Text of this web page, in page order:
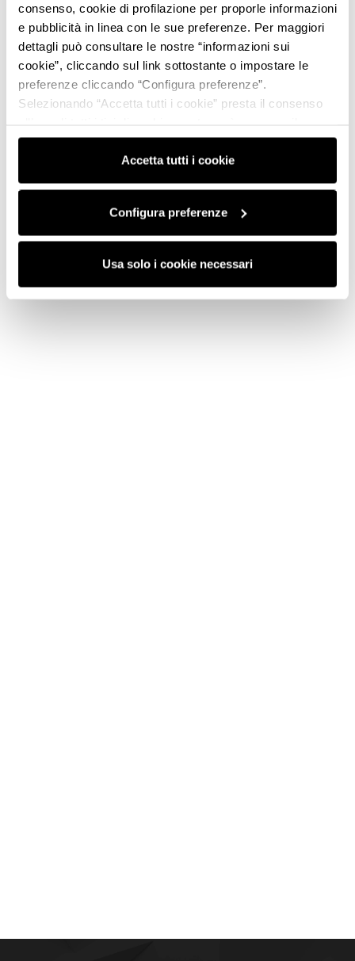
consenso, cookie di profilazione per proporle informazioni
e pubblicità in linea con le sue preferenze. Per maggiori
dettagli può consultare le nostre “informazioni sui
cookie”, cliccando sul link sottostante o impostare le
preferenze cliccando “Configura preferenze”.
Selezionando “Accetta tutti i cookie” presta il consenso
consenso cliccando su “Usa solo i cookie necessari” e
saranno attivati i soli cookie tecnici necessari al corretto
funzionamento del sito.
Accetta tutti i cookie
Configura preferenze
Usa solo i cookie necessari